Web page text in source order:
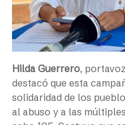
Hilda Guerrero,
destacó que esta
solidaridad de los
al abuso y a las